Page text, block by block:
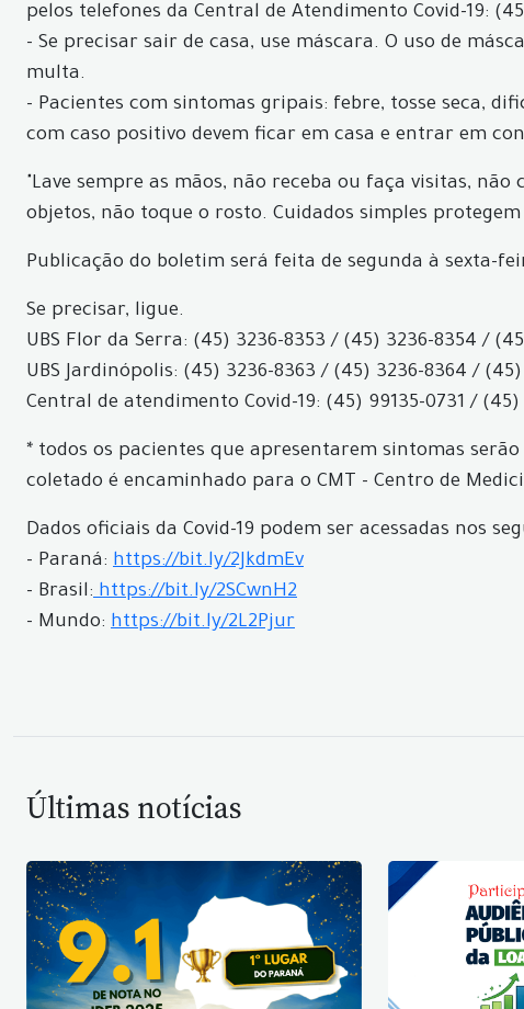
pelos telefones da Central de Atendimento Covid-19:
- Se precisar sair de casa, use máscara. O uso de
multa.
- Pacientes com sintomas gripais: febre, tosse seca,
com caso positivo devem ficar em casa e entrar em
"Lave sempre as mãos, não receba ou faça visitas, não
objetos, não toque o rosto. Cuidados simples protegem
Publicação do boletim será feita de segunda à sexta-
Se precisar, ligue.
UBS Flor da Serra: (45) 3236-8353 / (45) 3236-8354 /
UBS Jardinópolis: (45) 3236-8363 / (45) 3236-8364 / (45)
Central de atendimento Covid-19: (45) 99135-0731 / (45)
* todos os pacientes que apresentarem sintomas
coletado é encaminhado para o CMT - Centro de
Dados oficiais da Covid-19 podem ser acessadas nos
- Paraná: https://bit.ly/2JkdmEv
- Brasil:https://bit.ly/2SCwnH2
- Mundo: https://bit.ly/2L2Pjur
Últimas notícias